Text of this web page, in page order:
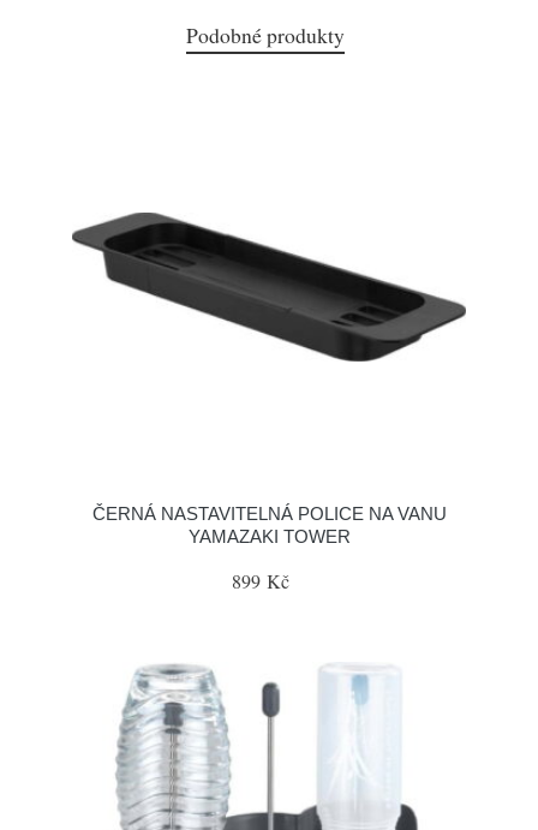
Podobné produkty
ČERNÁ NASTAVITELNÁ POLICE NA VANU
YAMAZAKI TOWER
899 Kč